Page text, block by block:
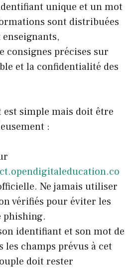
unique et un mot
sont distribuées
enseignants,
consignes précises sur
et la confidentialité des
simple mais doit être
:
Ne jamais utiliser
vérifiés pour éviter les
phishing.
identifiant et son mot de
les champs prévus à cet
doit rester